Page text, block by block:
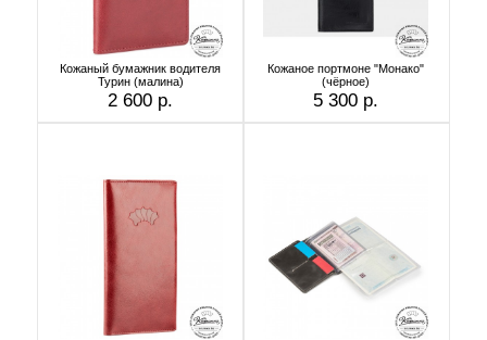
Кожаный бумажник водителя
Турин (малина)
2 600 р.
Кожаное портмоне "Монако"
(чёрное)
5 300 р.